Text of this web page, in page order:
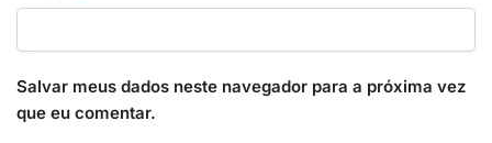
Salvar meus dados neste navegador para a próxima vez
que eu comentar.